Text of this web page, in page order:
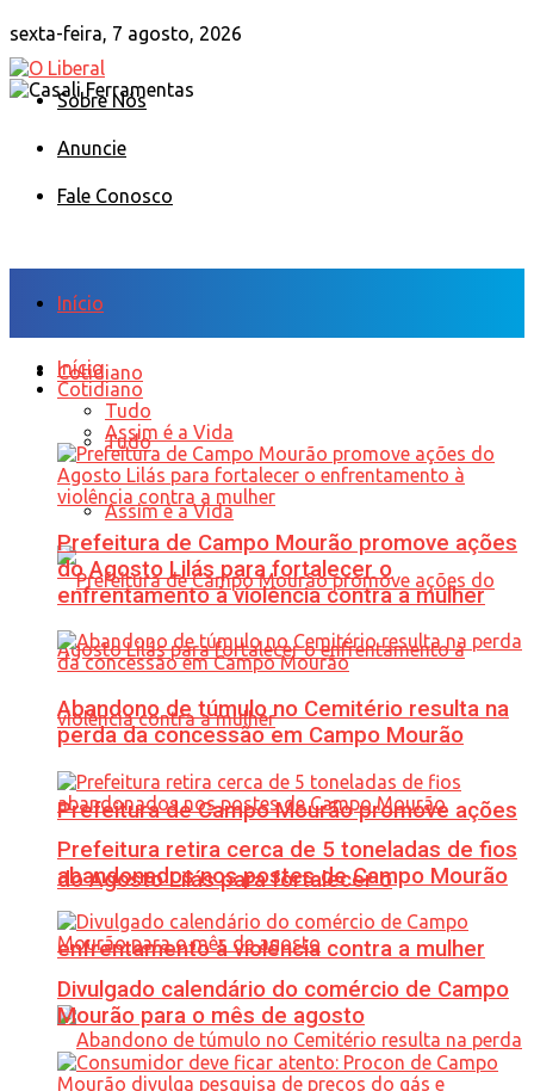
sexta-feira, 7 agosto, 2026
Sobre Nós
Anuncie
Fale Conosco
Início
Cotidiano
Tudo
Assim é a Vida
Prefeitura de Campo Mourão promove ações
do Agosto Lilás para fortalecer o
enfrentamento à violência contra a mulher
Início
Cotidiano
Tudo
Assim é a Vida
Prefeitura de Campo Mourão promove ações
do Agosto Lilás para fortalecer o
enfrentamento à violência contra a mulher
Abandono de túmulo no Cemitério resulta na
perda da concessão em Campo Mourão
Prefeitura retira cerca de 5 toneladas de fios
abandonados nos postes de Campo Mourão
Divulgado calendário do comércio de Campo
Mourão para o mês de agosto